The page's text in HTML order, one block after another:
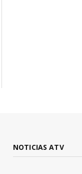
NOTICIAS ATV